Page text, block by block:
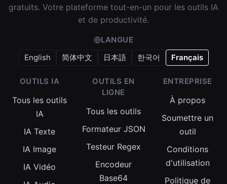
gratuits. Votre plateforme tout-en-un pour les outils IA
et de productivité.
LANGUE
English
简体中文 日本語 한국어 Français
OUTILS IA
Tous les outils
IA
IA Texte
IA Image
IA Vidéo
OUTILS EN
LIGNE
Tous les outils
Formateur JSON
Testeur Regex
Encodeur
Base64
ENTREPRISE
À propos
Soumettre un
outil
Conditions
d'utilisation
Politique de